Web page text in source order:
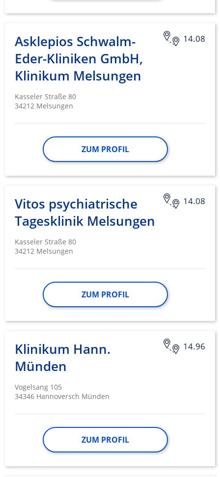
14.08
Asklepios Schwalm-
Eder-Kliniken GmbH,
Klinikum Melsungen
Kasseler Straße 80
34212 Melsungen
ZUM PROFIL
14.08
Vitos psychiatrische
Tagesklinik Melsungen
Kasseler Straße 80
34212 Melsungen
ZUM PROFIL
14.96
Klinikum Hann.
Münden
Vogelsang 105
34346 Hannoversch Münden
ZUM PROFIL
Nicht-IAB-Verarbeitungszwecke:
Performance
Funktional